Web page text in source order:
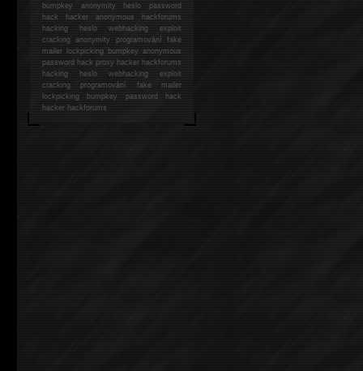
bumpkey anonymity heslo password
hackhacker anonymous hackforums
hackingheslo webhacking exploit
cracking anonymity programování fake
mailer lockpicking bumpkey anonymous
password hack proxy hacker hackforums
hacking heslo webhacking exploit
cracking programování fake mailer
lockpicking bumpkey password hack
hackerhackforums